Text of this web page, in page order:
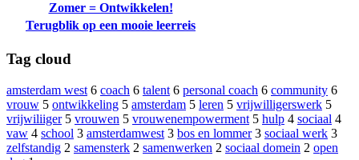
Zomer = Ontwikkelen!
Terugblik op een mooie leerreis
Tag cloud
amsterdam west 6 coach 6 talent 6 personal coach 6 community 6
vrouw 5 ontwikkeling 5 amsterdam 5 leren 5 vrijwilligerswerk 5
vrijwiliiger 5 vrouwen 5 vrouwenempowerment 5 hulp 4 sociaal 4
vaw 4 school 3 amsterdamwest 3 bos en lommer 3 sociaal werk 3
zelfstandig 2 samensterk 2 samenwerken 2 sociaal domein 2 open